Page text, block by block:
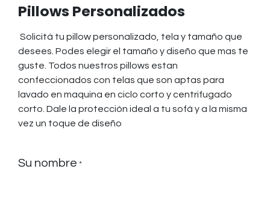
Pillows Personalizados
Solicitá tu pillow personalizado, tela y tamaño que
desees. Podes elegir el tamaño y diseño que mas te
guste. Todos nuestros pillows estan
confeccionados con telas que son aptas para
lavado en maquina en ciclo corto y centrifugado
corto. Dale la protección ideal a tu sofá y a la misma
vez un toque de diseño
Su nombre *